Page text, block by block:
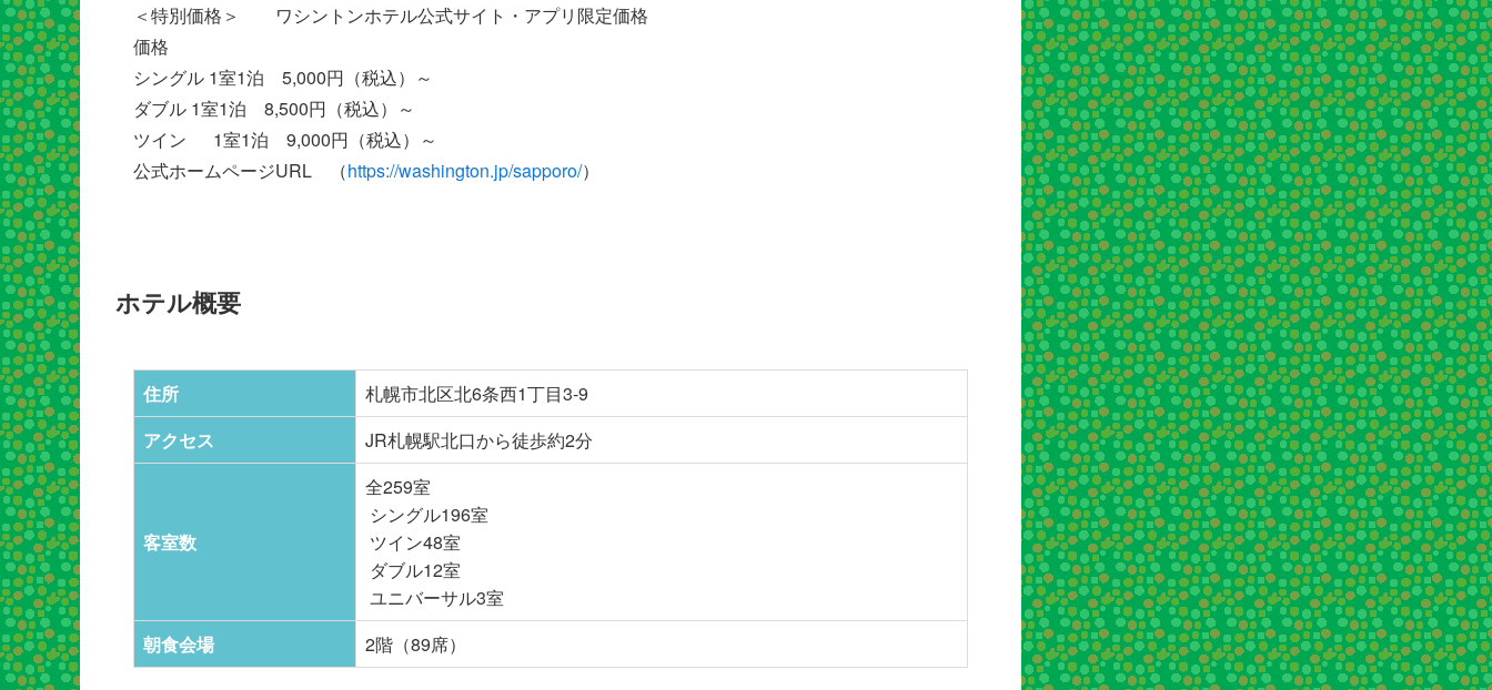
＜特別価格＞ ワシントンホテル公式サイト・アプリ限定価格
価格
シングル 1室1泊 5,000円（税込）～
ダブル 1室1泊 8,500円（税込）～
ツイン 1室1泊 9,000円（税込）～
公式ホームページURL （https://washington.jp/sapporo/）
ホテル概要
住所
札幌市北区北6条西1丁目3-9
アクセス
JR札幌駅北口から徒歩約2分
客室数
全259室
シングル196室
ツイン48室
ダブル12室
ユニバーサル3室
朝食会場
2階（89席）